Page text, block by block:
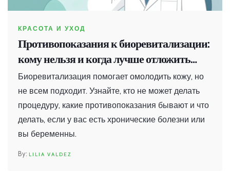
КРАСОТА И УХОД
Противопоказания к биоревитализации:
кому нельзя и когда лучше отложить
процедуру
Биоревитализация помогает омолодить кожу, но
не всем подходит. Узнайте, кто не может делать
процедуру, какие противопоказания бывают и что
делать, если у вас есть хронические болезни или
вы беременны.
LILIA VALDEZ